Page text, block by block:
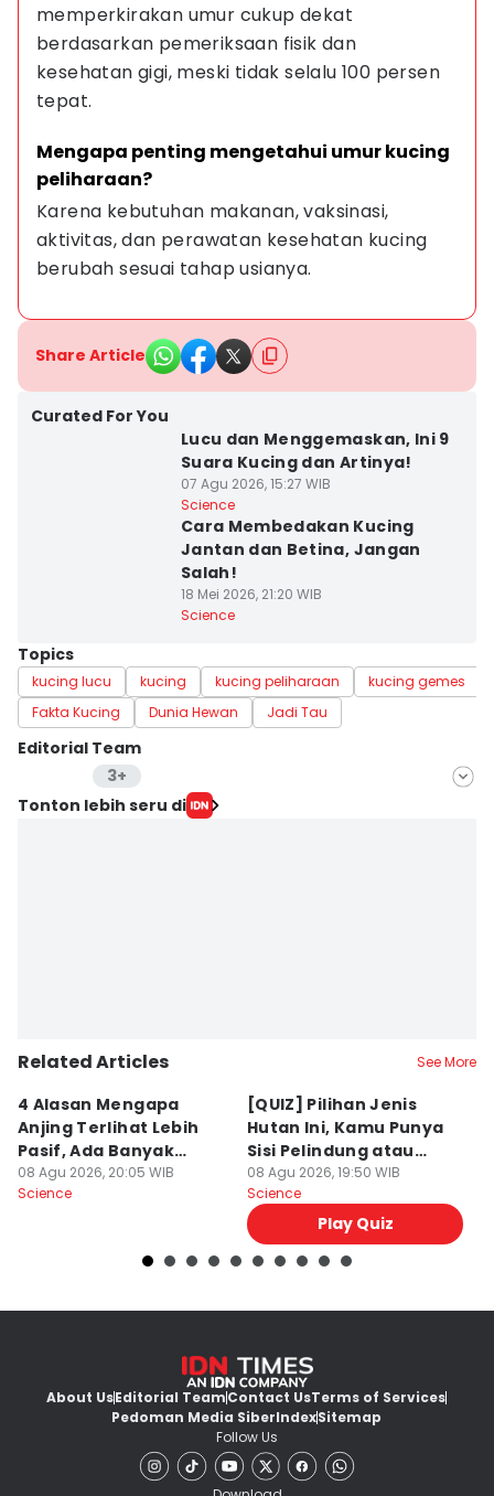
memperkirakan umur cukup dekat
berdasarkan pemeriksaan fisik dan
kesehatan gigi, meski tidak selalu 100 persen
tepat.
Mengapa penting mengetahui umur kucing
peliharaan?
Karena kebutuhan makanan, vaksinasi,
aktivitas, dan perawatan kesehatan kucing
berubah sesuai tahap usianya.
Share Article
Curated For You
Lucu dan Menggemaskan, Ini 9
Suara Kucing dan Artinya!
07 Agu 2026, 15:27 WIB
Science
Cara Membedakan Kucing
Jantan dan Betina, Jangan
Salah!
18 Mei 2026, 21:20 WIB
Science
Topics
kucing lucu kucing kucing peliharaan
kucing gemes
Fakta Kucing
Dunia Hewan Jadi Tau
Editorial Team
3+
Editor
Editor
Tonton lebih seru di
Related Articles See More
4 Alasan Mengapa
Anjing Terlihat Lebih
Pasif, Ada Banyak
Faktor!
08 Agu 2026, 20:05 WIB
Science
[QUIZ] Pilihan Jenis
Hutan Ini, Kamu Punya
Sisi Pelindung atau
Penghancur?
08 Agu 2026, 19:50 WIB
Science
Play Quiz
About UsEditorial TeamContact UsTerms of Services
Pedoman Media SiberIndexSitemap
Follow Us